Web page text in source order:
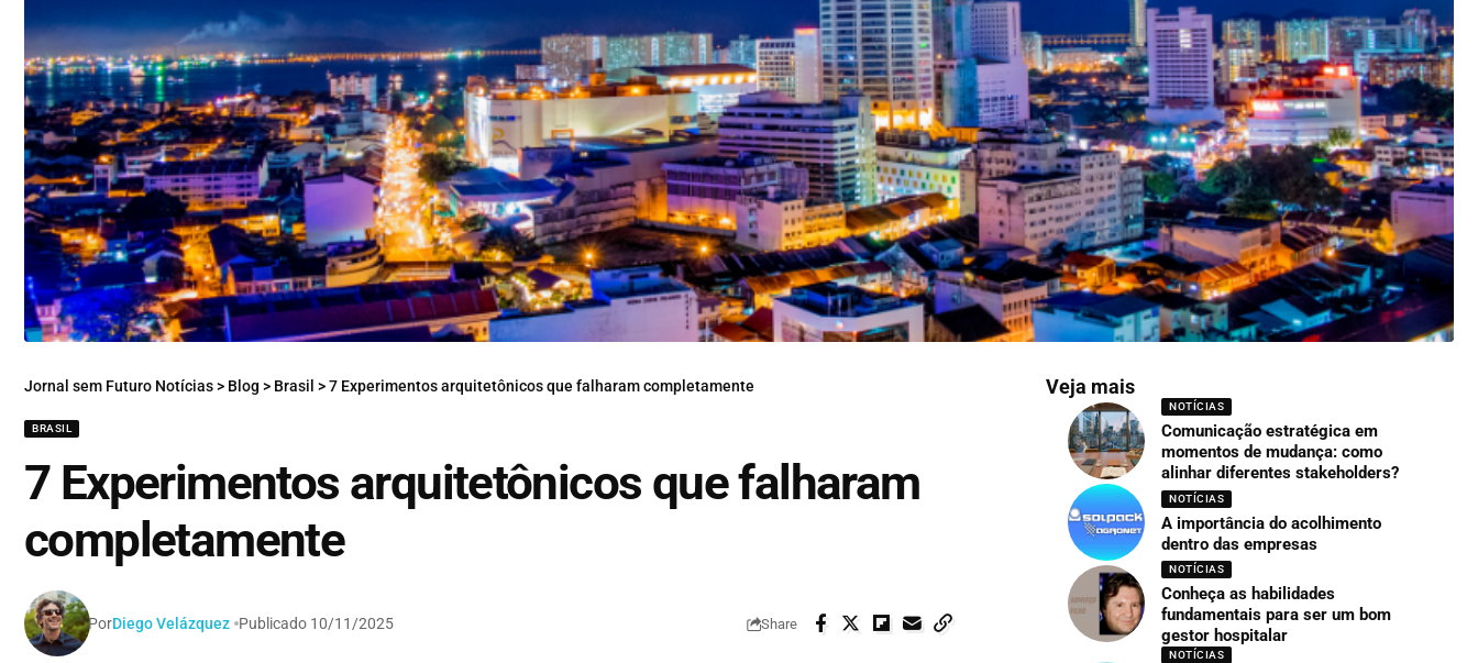
Jornal sem Futuro Notícias> Blog > Brasil >7 Experimentos arquitetônicos que falharam completamente
BRASIL
7 Experimentos arquitetônicos que falharam
completamente
PorDiego Velázquez Publicado 10/11/2025 Share
Veja mais
NOTÍCIAS
Comunicação estratégica em
momentos de mudança: como
alinhar diferentes stakeholders?
NOTÍCIAS
A importância do acolhimento
dentro das empresas
NOTÍCIAS
Conheça as habilidades
fundamentais para ser um bom
gestor hospitalar
NOTÍCIAS